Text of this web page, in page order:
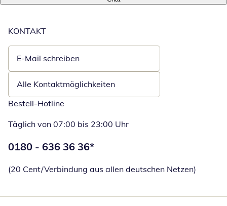
KONTAKT
E-Mail schreiben
Öffnet E-Mail-Client
Alle Kontaktmöglichkeiten
Bestell-Hotline
Täglich von 07:00 bis 23:00 Uhr
Telefonnummer:
0180 - 636 36 36*
(20 Cent/Verbindung aus allen deutschen Netzen)